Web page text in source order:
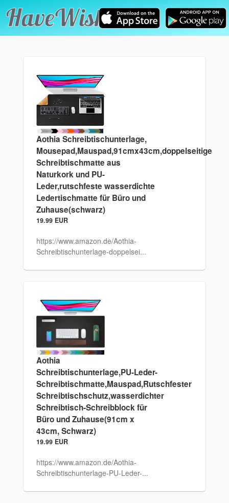
Aothia Schreibtischunterlage,
Mousepad,Mauspad,91cmx43cm,doppelseitige
Schreibtischmatte aus
Naturkork und PU-
Leder,rutschfeste wasserdichte
Ledertischmatte für Büro und
Zuhause(schwarz)
19.99 EUR
https://www.amazon.de/Aothia-
Schreibtischunterlage-doppelsei...
Aothia
Schreibtischunterlage,PU-Leder-
Schreibtischmatte,Mauspad,Rutschfester
Schreibtischschutz,wasserdichter
Schreibtisch-Schreibblock für
Büro und Zuhause(91cm x
43cm, Schwarz)
19.99 EUR
https://www.amazon.de/Aothia-
Schreibtischunterlage-PU-Leder-...